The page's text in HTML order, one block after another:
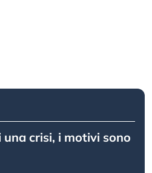
una crisi, i motivi sono